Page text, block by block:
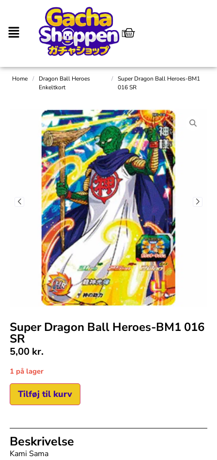
Home /
Dragon Ball Heroes
Enkeltkort
/
Super Dragon Ball Heroes-BM1
016 SR
Super Dragon Ball Heroes-BM1 016
SR
5,00 kr.
1 på lager
Tilføj til kurv
Beskrivelse
Kami Sama